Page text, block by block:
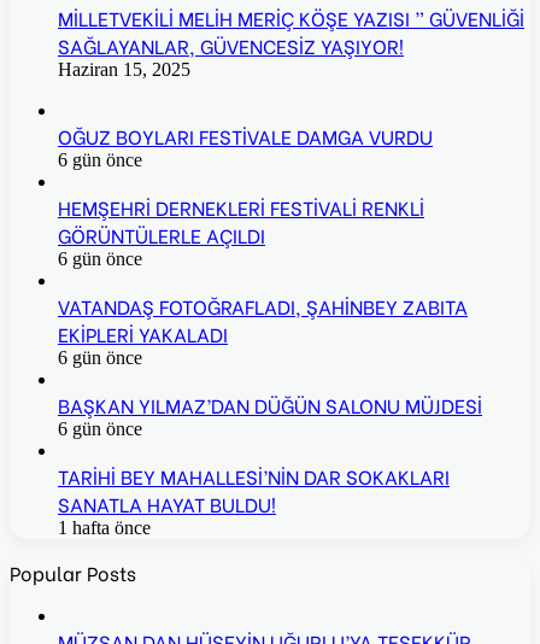
MİLLETVEKİLİ MELİH MERİÇ KÖŞE YAZISI ” GÜVENLİĞİ
SAĞLAYANLAR, GÜVENCESİZ YAŞIYOR!
Haziran 15, 2025
OĞUZ BOYLARI FESTİVALE DAMGA VURDU
6 gün önce
HEMŞEHRİ DERNEKLERİ FESTİVALİ RENKLİ
GÖRÜNTÜLERLE AÇILDI
6 gün önce
VATANDAŞ FOTOĞRAFLADI, ŞAHİNBEY ZABITA
EKİPLERİ YAKALADI
6 gün önce
BAŞKAN YILMAZ’DAN DÜĞÜN SALONU MÜJDESİ
6 gün önce
TARİHİ BEY MAHALLESİ’NİN DAR SOKAKLARI
SANATLA HAYAT BULDU!
1 hafta önce
Popular Posts